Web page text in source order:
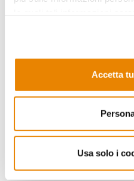
Accetta
Usa solo i
fenomeno in
che si stabiliscono
«autopropulsivo»
vale a dire la
mantenersi nel
mutare delle
origine e di
termini, i